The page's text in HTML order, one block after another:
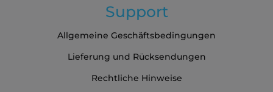
Support
Allgemeine Geschäftsbedingungen
Lieferung und Rücksendungen
Rechtliche Hinweise